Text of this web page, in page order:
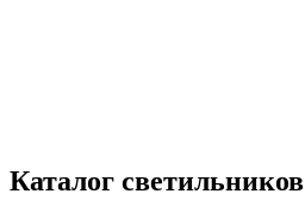
Каталог светильников